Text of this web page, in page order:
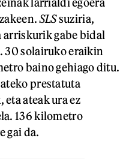
SLSsuziria,
gabe bidal
30 solairuko eraikin
baino gehiago ditu.
prestatuta
eta ateak ura ez
136 kilometro
gai da.